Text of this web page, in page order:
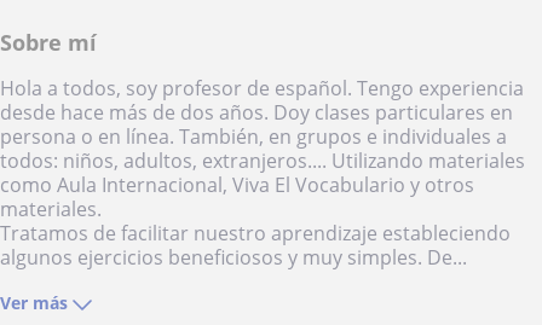
Sobre mí
Hola a todos, soy profesor de español. Tengo experiencia
desde hace más de dos años. Doy clases particulares en
persona o en línea. También, en grupos e individuales a
todos: niños, adultos, extranjeros.... Utilizando materiales
como Aula Internacional, Viva El Vocabulario y otros
materiales.
Tratamos de facilitar nuestro aprendizaje estableciendo
algunos ejercicios beneficiosos y muy simples. De...
Ver más